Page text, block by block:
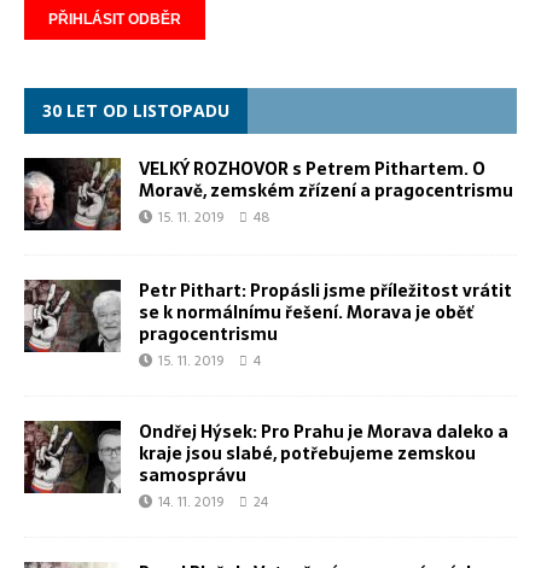
30 LET OD LISTOPADU
VELKÝ ROZHOVOR s Petrem Pithartem. O
Moravě, zemském zřízení a pragocentrismu
15. 11. 2019 48
Petr Pithart: Propásli jsme příležitost vrátit
se k normálnímu řešení. Morava je oběť
pragocentrismu
15. 11. 2019 4
Ondřej Hýsek: Pro Prahu je Morava daleko a
kraje jsou slabé, potřebujeme zemskou
samosprávu
14. 11. 2019 24